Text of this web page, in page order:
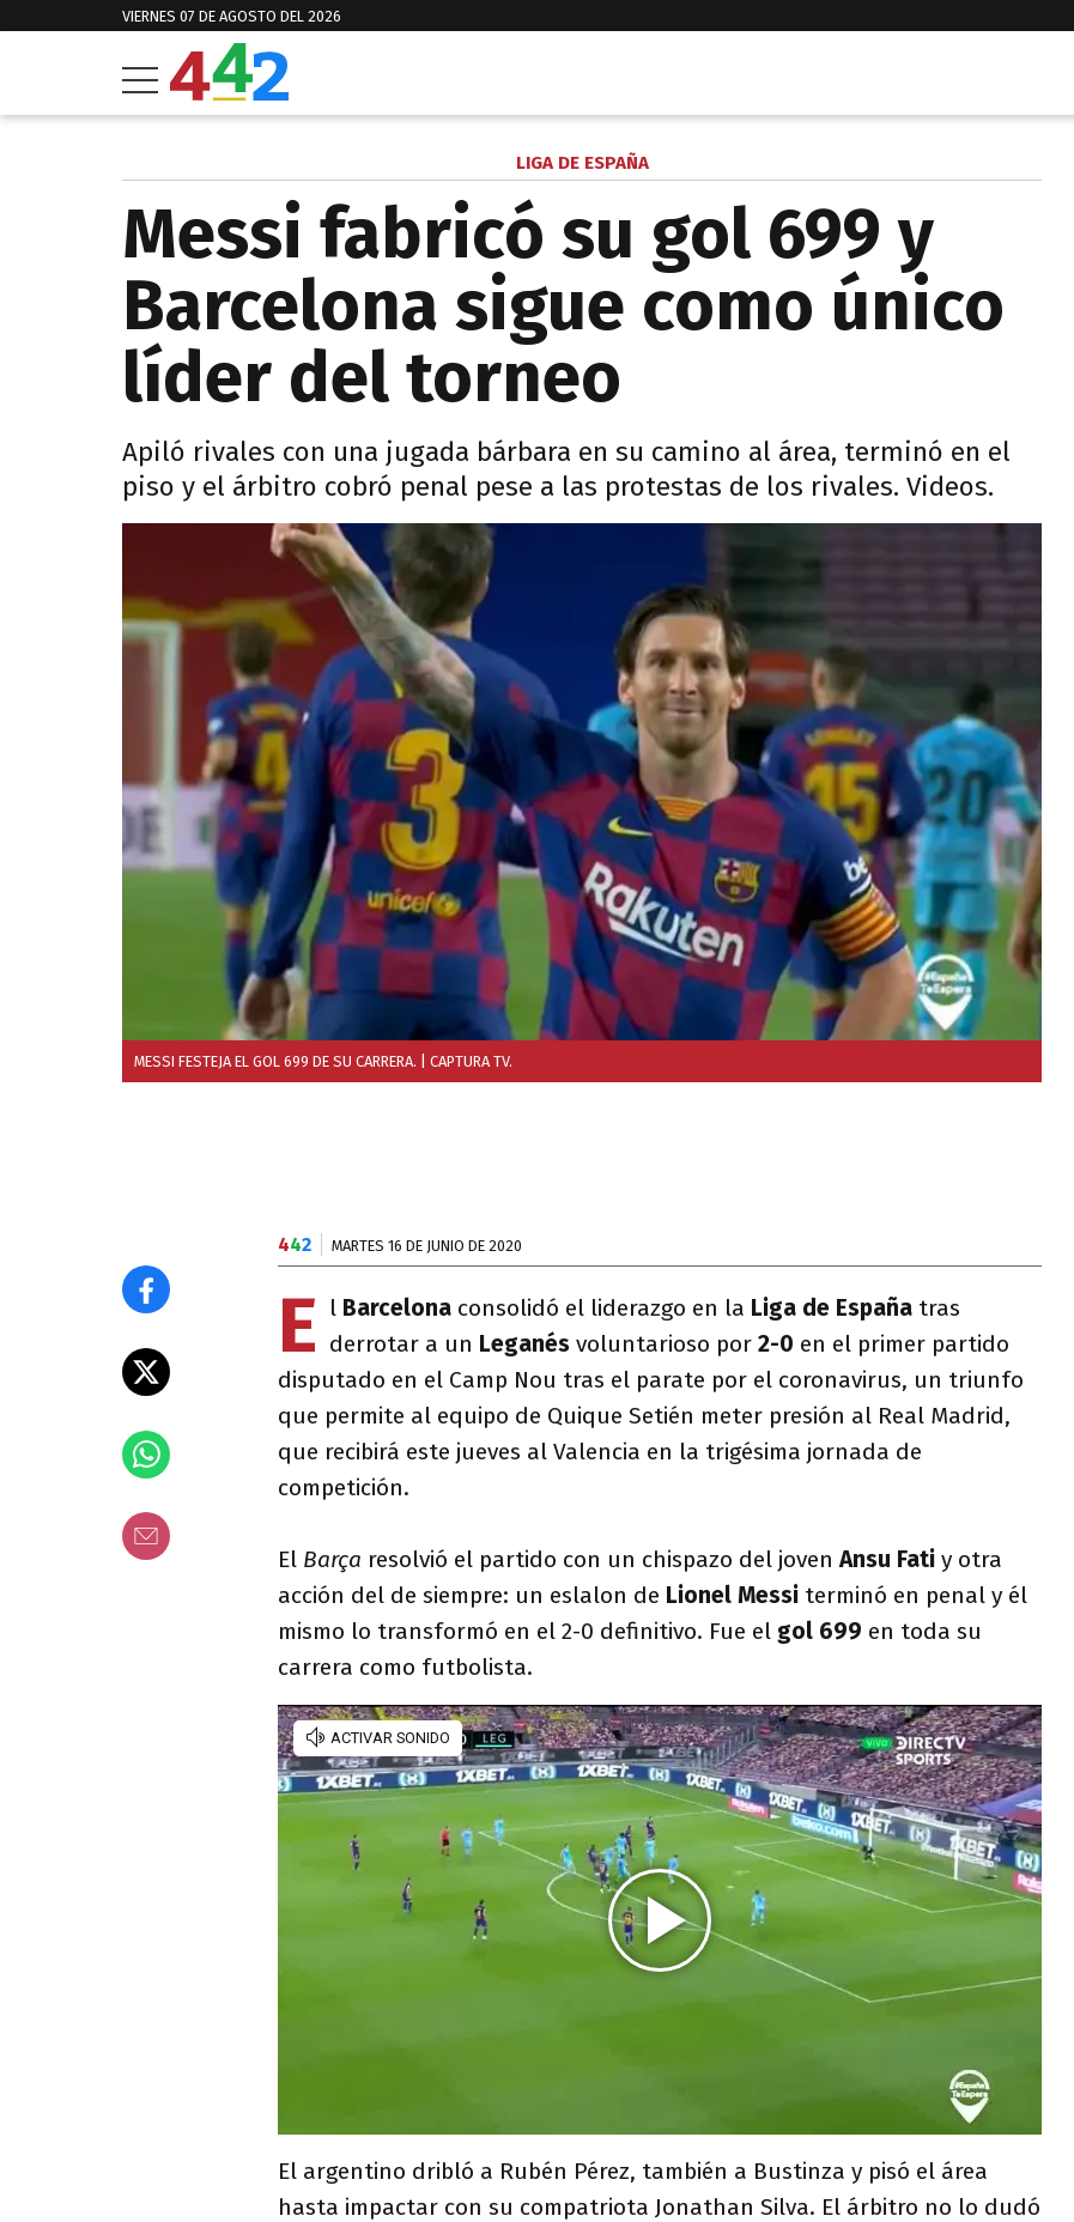
VIERNES 07 DE AGOSTO DEL 2026
LIGA DE ESPAÑA
Messi fabricó su gol 699 y
Barcelona sigue como único
líder del torneo
Apiló rivales con una jugada bárbara en su camino al área, terminó en el
piso y el árbitro cobró penal pese a las protestas de los rivales. Videos.
MESSI FESTEJA EL GOL 699 DE SU CARRERA. | CAPTURA TV.
442 MARTES 16 DE JUNIO DE 2020
E l Barcelona consolidó el liderazgo en la Liga de España tras
derrotar a un Leganés voluntarioso por 2-0 en el primer partido
disputado en el Camp Nou tras el parate por el coronavirus, un triunfo
que permite al equipo de Quique Setién meter presión al Real Madrid,
que recibirá este jueves al Valencia en la trigésima jornada de
competición.
El Barça resolvió el partido con un chispazo del jovenAnsu Fati y otra
acción del de siempre: un eslalon de Lionel Messi terminó en penal y él
mismo lo transformó en el 2-0 definitivo. Fue el gol 699 en toda su
carrera como futbolista.
El argentino dribló a Rubén Pérez, también a Bustinza y pisó el área
hasta impactar con su compatriota Jonathan Silva. El árbitro no lo dudó